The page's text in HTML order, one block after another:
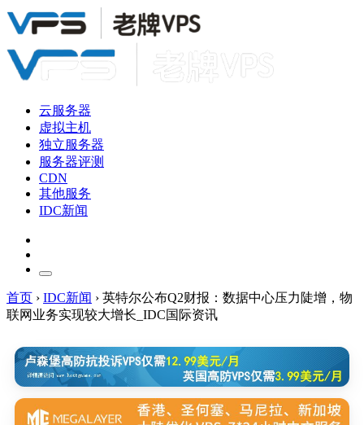
云服务器
虚拟主机
独立服务器
服务器评测
CDN
其他服务
IDC新闻
首页 › IDC新闻 › 英特尔公布Q2财报：数据中心压力陡增，物
联网业务实现较大增长_IDC国际资讯